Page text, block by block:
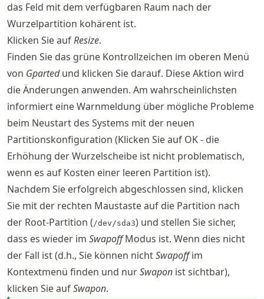
das Feld mit dem verfügbaren Raum nach der
Wurzelpartition kohärent ist.
Klicken Sie aufResize.
Finden Sie das grüne Kontrollzeichen im oberen Menü
von Gpartedund klicken Sie darauf. Diese Aktion wird
die Änderungen anwenden. Am wahrscheinlichsten
informiert eine Warnmeldung über mögliche Probleme
beim Neustart des Systems mit der neuen
Partitionskonfiguration (Klicken Sie auf OK - die
Erhöhung der Wurzelscheibe ist nicht problematisch,
wenn es auf Kosten einer leeren Partition ist).
Nachdem Sie erfolgreich abgeschlossen sind, klicken
Sie mit der rechten Maustaste auf die Partition nach
der Root-Partition (/dev/sda3) und stellen Sie sicher,
dass es wieder im SwapoffModus ist. Wenn dies nicht
der Fall ist (d.h., Sie können nichtSwapoffim
Kontextmenü finden und nurSwapon ist sichtbar),
klicken Sie aufSwapon.